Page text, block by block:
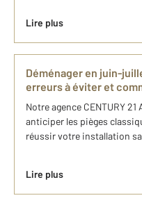
Lire plus
Déménager en juin-
erreurs à éviter et
Notre agence CENTURY
anticiper les pièges
réussir votre installation
Lire plus